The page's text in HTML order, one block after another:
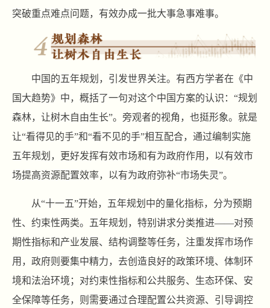
突破重点难点问题，有效办成一批大事急事难事。
中国的五年规划，引发世界关注。有西方学者在《中
国大趋势》中，概括了一句对这个中国方案的认识：“规划
森林，让树木自由生长”。旁观者的视角，也挺形象。就是
让“看得见的手”和“看不见的手”相互配合，通过编制实施
五年规划，更好发挥有效市场和有为政府作用，以有效市
场提高资源配置效率，以有为政府弥补“市场失灵”。
从“十一五”开始，五年规划中的量化指标，分为预期
性、约束性两类。五年规划，特别讲求分类推进——对预
期性指标和产业发展、结构调整等任务，注重发挥市场作
用，政府则要集中精力，去创造良好的政策环境、体制环
境和法治环境；对约束性指标和公共服务、生态环保、安
全保障等任务，则需要通过合理配置公共资源、引导调控